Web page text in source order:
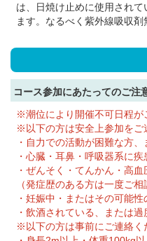
は、日焼け止めに使用され
ます。なるべく紫外線吸収
コース参加にあたってのご注
※潮位により開催不可日程が
※以下の方は安全上参加をご
・自力での活動が困難な方
・心臓・耳鼻・呼吸器系に
・ぜんそく・てんかん・高
（発症歴のある方は一度ご相
・妊娠中・またはその可能性
・飲酒されている、または
※以下の方は事前にご連絡く